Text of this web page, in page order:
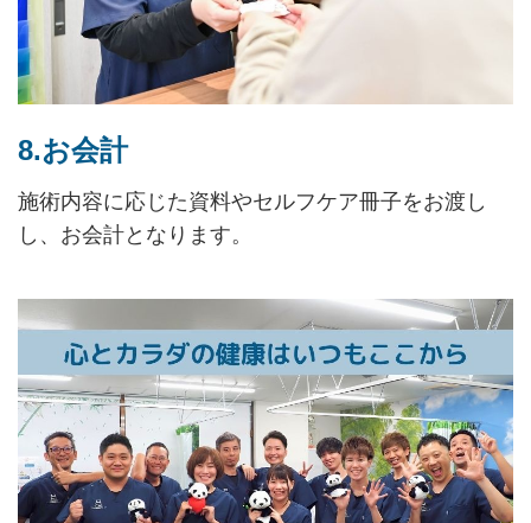
8.お会計
施術内容に応じた資料やセルフケア冊子をお渡し
し、お会計となります。